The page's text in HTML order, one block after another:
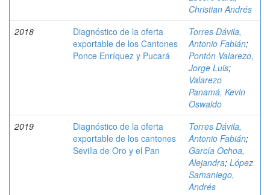
Christian Andrés
2018
Diagnóstico de la oferta
exportable de los Cantones
Ponce Enríquez y Pucará
Torres Dávila,
Antonio Fabián;
Pontón Valarezo,
Jorge Luis;
Valarezo
Panamá, Kevin
Oswaldo
2019
Diagnóstico de la oferta
exportable de los cantones
Sevilla de Oro y el Pan
Torres Dávila,
Antonio Fabián;
García Ochoa,
Alejandra; López
Samaniego,
Andrés